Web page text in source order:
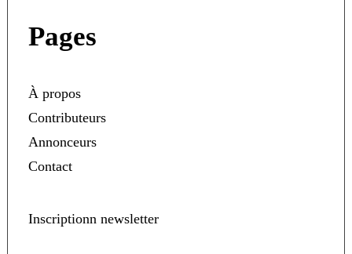
Pages
À propos
Contributeurs
Annonceurs
Contact
Inscriptionn newsletter